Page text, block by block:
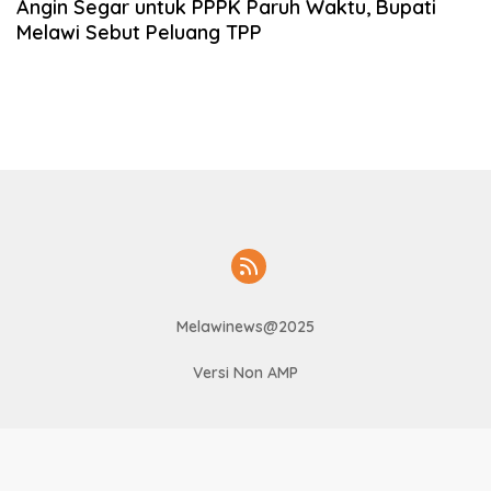
Angin Segar untuk PPPK Paruh Waktu, Bupati
Melawi Sebut Peluang TPP
Melawinews@2025
Versi Non AMP